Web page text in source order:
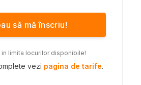
să mă înscriu!
limita locurilor disponibile!
vezi pagina de tarife.